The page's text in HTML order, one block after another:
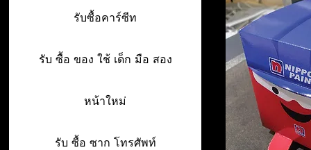
รับซื้อคาร์ซีท
รับ ซื้อ ของ ใช้ เด็ก มือ สอง
หน้าใหม่
รับ ซื้อ ซาก โทรศัพท์